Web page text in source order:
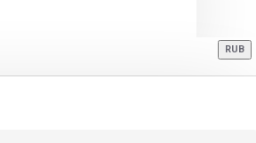
RUB